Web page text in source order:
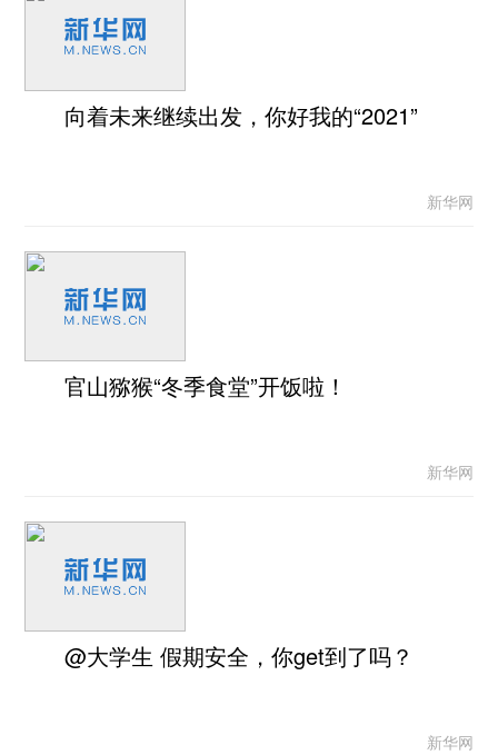
向着未来继续出发，你好我的“2021”
新华网
官山猕猴“冬季食堂”开饭啦！
新华网
@大学生 假期安全，你get到了吗？
新华网